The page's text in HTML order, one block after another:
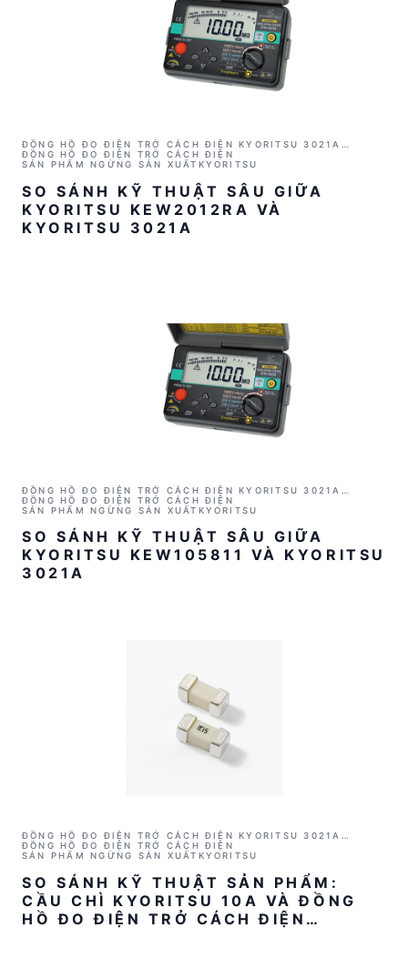
ĐỒNG HỒ ĐO ĐIỆN TRỞ CÁCH ĐIỆN KYORITSU 3021A
(1000V/2GΩ)
ĐỒNG HỒ ĐO ĐIỆN TRỞ CÁCH ĐIỆN
SẢN PHẨM NGỪNG SẢN XUẤT KYORITSU
SO SÁNH KỸ THUẬT SÂU GIỮA
KYORITSU KEW2012RA VÀ
KYORITSU 3021A
ĐỒNG HỒ ĐO ĐIỆN TRỞ CÁCH ĐIỆN KYORITSU 3021A
(1000V/2GΩ)
ĐỒNG HỒ ĐO ĐIỆN TRỞ CÁCH ĐIỆN
SẢN PHẨM NGỪNG SẢN XUẤT KYORITSU
SO SÁNH KỸ THUẬT SÂU GIỮA
KYORITSU KEW105811 VÀ KYORITSU
3021A
ĐỒNG HỒ ĐO ĐIỆN TRỞ CÁCH ĐIỆN KYORITSU 3021A
(1000V/2GΩ)
ĐỒNG HỒ ĐO ĐIỆN TRỞ CÁCH ĐIỆN
SẢN PHẨM NGỪNG SẢN XUẤT KYORITSU
SO SÁNH KỸ THUẬT SẢN PHẨM:
CẦU CHÌ KYORITSU 10A VÀ ĐỒNG
HỒ ĐO ĐIỆN TRỞ CÁCH ĐIỆN